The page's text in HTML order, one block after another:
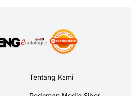
Tentang Kami